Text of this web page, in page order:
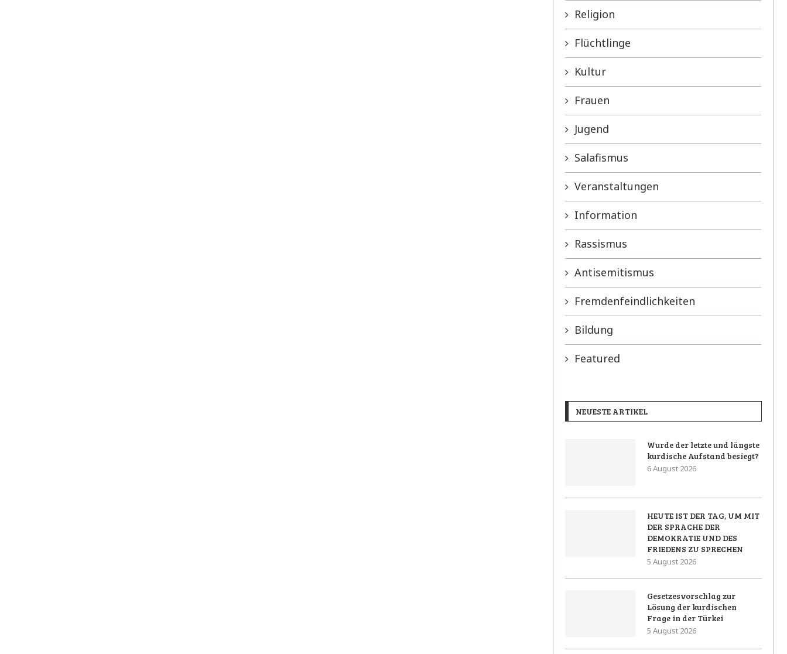
Religion
Flüchtlinge
Kultur
Frauen
Jugend
Salafismus
Veranstaltungen
Information
Rassismus
Antisemitismus
Fremdenfeindlichkeiten
Bildung
Featured
NEUESTE ARTIKEL
Wurde der letzte und längste
kurdische Aufstand besiegt?
6 August 2026
HEUTE IST DER TAG, UM MIT
DER SPRACHE DER
DEMOKRATIE UND DES
FRIEDENS ZU SPRECHEN
5 August 2026
Gesetzesvorschlag zur
Lösung der kurdischen
Frage in der Türkei
5 August 2026